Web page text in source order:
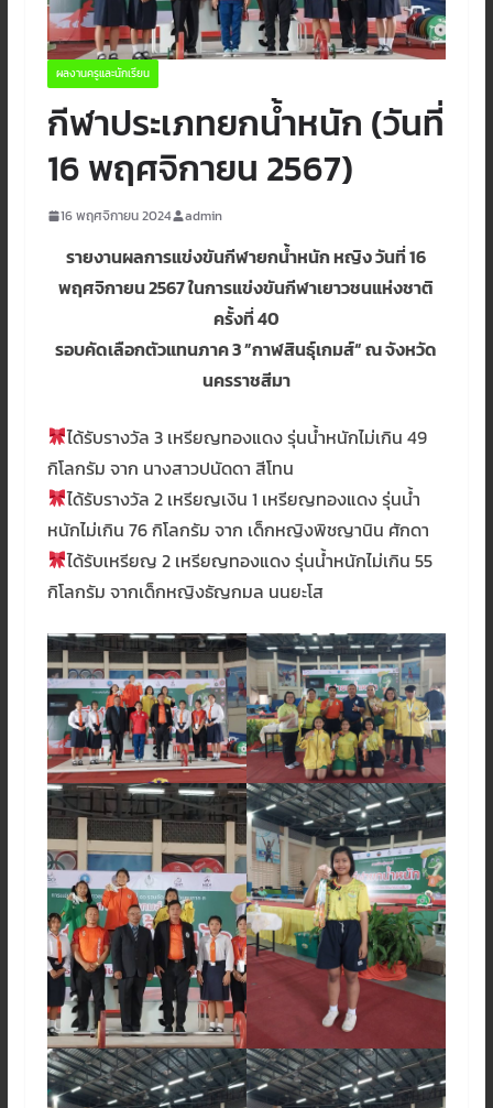
ผลงานครูและนักเรียน
กีฬาประเภทยกน้ำหนัก (วันที่
16 พฤศจิกายน 2567)
16 พฤศจิกายน 2024 admin
รายงานผลการแข่งขันกีฬายกน้ำหนัก หญิง วันที่ 16
พฤศจิกายน 2567 ในการแข่งขันกีฬาเยาวชนแห่งชาติ
ครั้งที่ 40
รอบคัดเลือกตัวแทนภาค 3 ”กาฬสินธุ์เกมส์“ ณ จังหวัด
นครราชสีมา
ได้รับรางวัล 3 เหรียญทองแดง รุ่นน้ำหนักไม่เกิน 49
กิโลกรัม จาก นางสาวปนัดดา สีโทน
ได้รับรางวัล 2 เหรียญเงิน 1 เหรียญทองแดง รุ่นน้ำ
หนักไม่เกิน 76 กิโลกรัม จาก เด็กหญิงพิชญานิน ศักดา
ได้รับเหรียญ 2 เหรียญทองแดง รุ่นน้ำหนักไม่เกิน 55
กิโลกรัม จากเด็กหญิงธัญกมล นนยะโส